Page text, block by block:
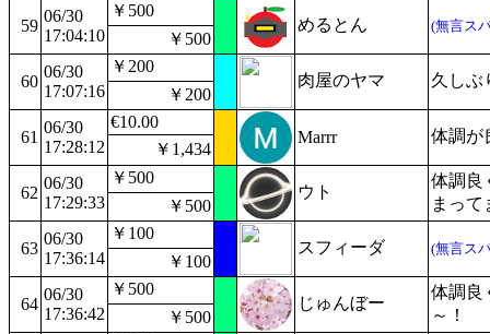
59
06/30
17:04:10
￥500
めるとん (無言ス
￥500
60
06/30
17:07:16
￥200
肉屋のヤマ 久しぶ
￥200
61
06/30
17:28:12
€10.00
Marrr
体調が
￥1,434
62
06/30
17:29:33
￥500
ウト
体調良
まっ
￥500
63
06/30
17:36:14
￥100
スフィーダ (無言ス
￥100
64
06/30
17:36:42
￥500
じゅんぼー
体調良
～！
￥500